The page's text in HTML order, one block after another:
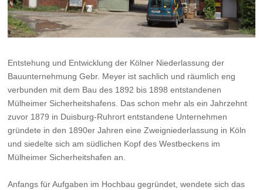
Entstehung und Entwicklung der Kölner Niederlassung der
Bauunternehmung Gebr. Meyer ist sachlich und räumlich eng
verbunden mit dem Bau des 1892 bis 1898 entstandenen
Mülheimer Sicherheitshafens. Das schon mehr als ein Jahrzehnt
zuvor 1879 in Duisburg-Ruhrort entstandene Unternehmen
gründete in den 1890er Jahren eine Zweigniederlassung in Köln
und siedelte sich am südlichen Kopf des Westbeckens im
Mülheimer Sicherheitshafen an.
Anfangs für Aufgaben im Hochbau gegründet, wendete sich das